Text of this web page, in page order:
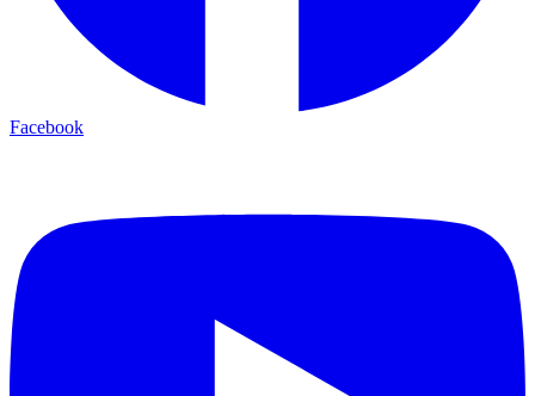
Facebook